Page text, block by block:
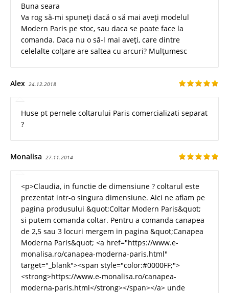
Buna seara
Va rog să-mi spuneți dacă o să mai aveți modelul
Modern Paris pe stoc, sau daca se poate face la
comanda. Daca nu o să-l mai aveți, care dintre
celelalte colțare are saltea cu arcuri? Mulțumesc
Alex 24.12.2018
Huse pt pernele coltarului Paris comercializati separat
?
Monalisa 27.11.2014
<p>Claudia, in functie de dimensiune ? coltarul este
prezentat intr-o singura dimensiune. Aici ne aflam pe
pagina produsului &quot;Coltar Modern Paris&quot;
si putem comanda coltar. Pentru a comanda canapea
de 2,5 sau 3 locuri mergem in pagina &quot;Canapea
Moderna Paris&quot; <a href="https://www.e-
monalisa.ro/canapea-moderna-paris.html"
target="_blank"><span style="color:#0000FF;">
<strong>https://www.e-monalisa.ro/canapea-
moderna-paris.html</strong></span></a> unde